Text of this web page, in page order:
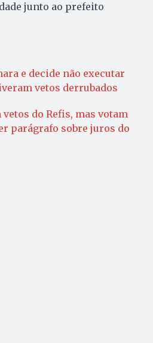
junto ao prefeito
e decide não executar
vetos derrubados
do Refis, mas votam
parágrafo sobre juros do